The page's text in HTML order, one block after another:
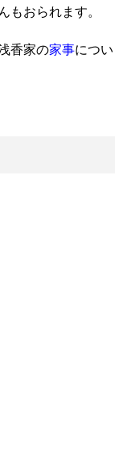
もおられます。
香家の家事につい